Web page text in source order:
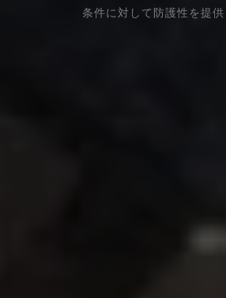
条件に対して防護性を提供